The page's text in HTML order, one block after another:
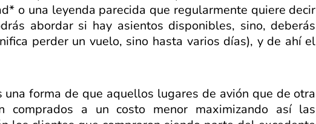
o una leyenda parecida que regularmente quiere decir
abordar si hay asientos disponibles, sino, deberás
perder un vuelo, sino hasta varios días), y de ahí el
una forma de que aquellos lugares de avión que de otra
comprados a un costo menor maximizando así las